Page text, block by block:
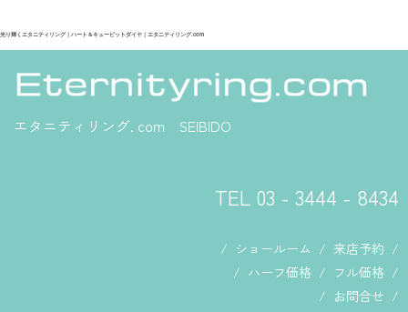
光り輝くエタニティリング｜ハート＆キューピットダイヤ｜エタニティリング.com
エタニティリング. com SEIBIDO
TEL 03 - 3444 - 8434
/ ショールーム / 来店予約 /
/ ハーフ価格 / フル価格 /
/ お問合せ /